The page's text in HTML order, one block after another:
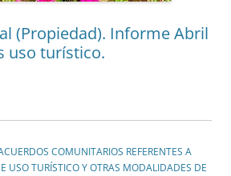
(Propiedad). Informe Abril
uso turístico.
COMUNITARIOS REFERENTES A
USO TURÍSTICO Y OTRAS MODALIDADES DE